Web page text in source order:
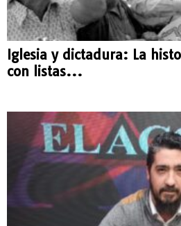
Iglesia y dictadura: La
con listas...